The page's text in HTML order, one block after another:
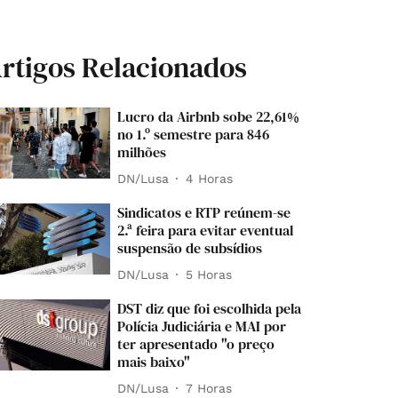
Relacionados
Lucro da Airbnb sobe 22,61%
no 1.º semestre para 846
milhões
DN/Lusa 4 Horas
Sindicatos e RTP reúnem-se
2.ª feira para evitar eventual
suspensão de subsídios
DN/Lusa 5 Horas
DST diz que foi escolhida pela
Polícia Judiciária e MAI por
ter apresentado "o preço
mais baixo"
DN/Lusa 7 Horas